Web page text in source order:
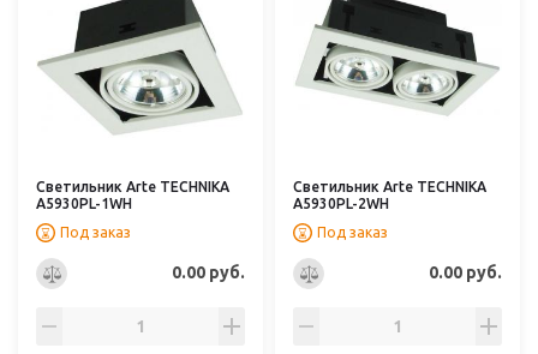
Светильник Arte TECHNIKA
A5930PL-1WH
Под заказ
0.00 руб.
Светильник Arte TECHNIKA
A5930PL-2WH
Под заказ
0.00 руб.